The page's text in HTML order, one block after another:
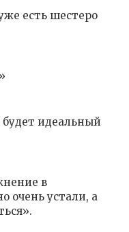
есть шестеро
будет идеальный
в
очень устали, а